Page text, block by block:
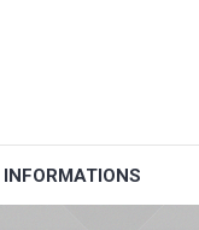
INFORMATIONS